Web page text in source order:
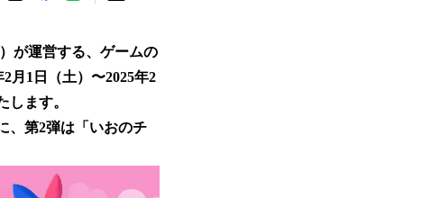
が運営する、ゲームの
月1日（土）〜2025年2
します。
、第2弾は「いおのチ